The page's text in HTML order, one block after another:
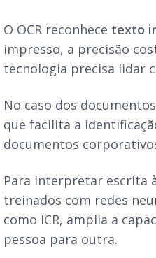
O OCR reconhece texto
impresso, a precisão
tecnologia precisa lidar
No caso dos
que facilita a
documentos
Para interpretar escrita
treinados com redes
como ICR, amplia a
pessoa para outra.